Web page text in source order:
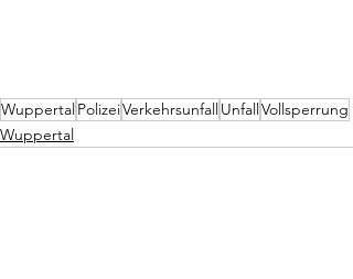
Wuppertal PolizeiVerkehrsunfall Unfall Vollsperrung
Wuppertal